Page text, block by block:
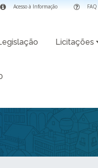
FAQ
Acesso à Informação
Licitações